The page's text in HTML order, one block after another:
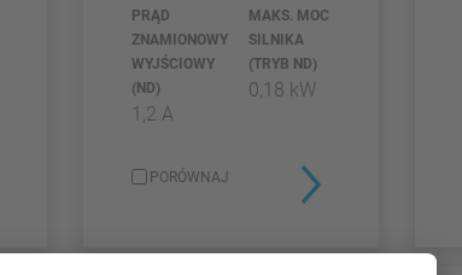
PRĄD
ZNAMIONOWY
WYJŚCIOWY
(ND)
1,2 A
MAKS. MOC
SILNIKA
(TRYB ND)
0,18 kW
PORÓWNAJ